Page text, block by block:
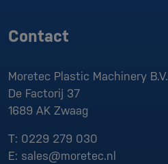
Contact
Moretec Plastic Machinery B.V.
De Factorij 37
1689 AK Zwaag
T: 0229 279 030
E: sales@moretec.nl